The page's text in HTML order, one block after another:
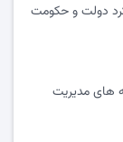
دولت و حکومت
های مدیریت